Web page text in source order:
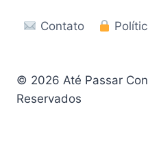
Contato
© 2026 Até Passar
Reservados